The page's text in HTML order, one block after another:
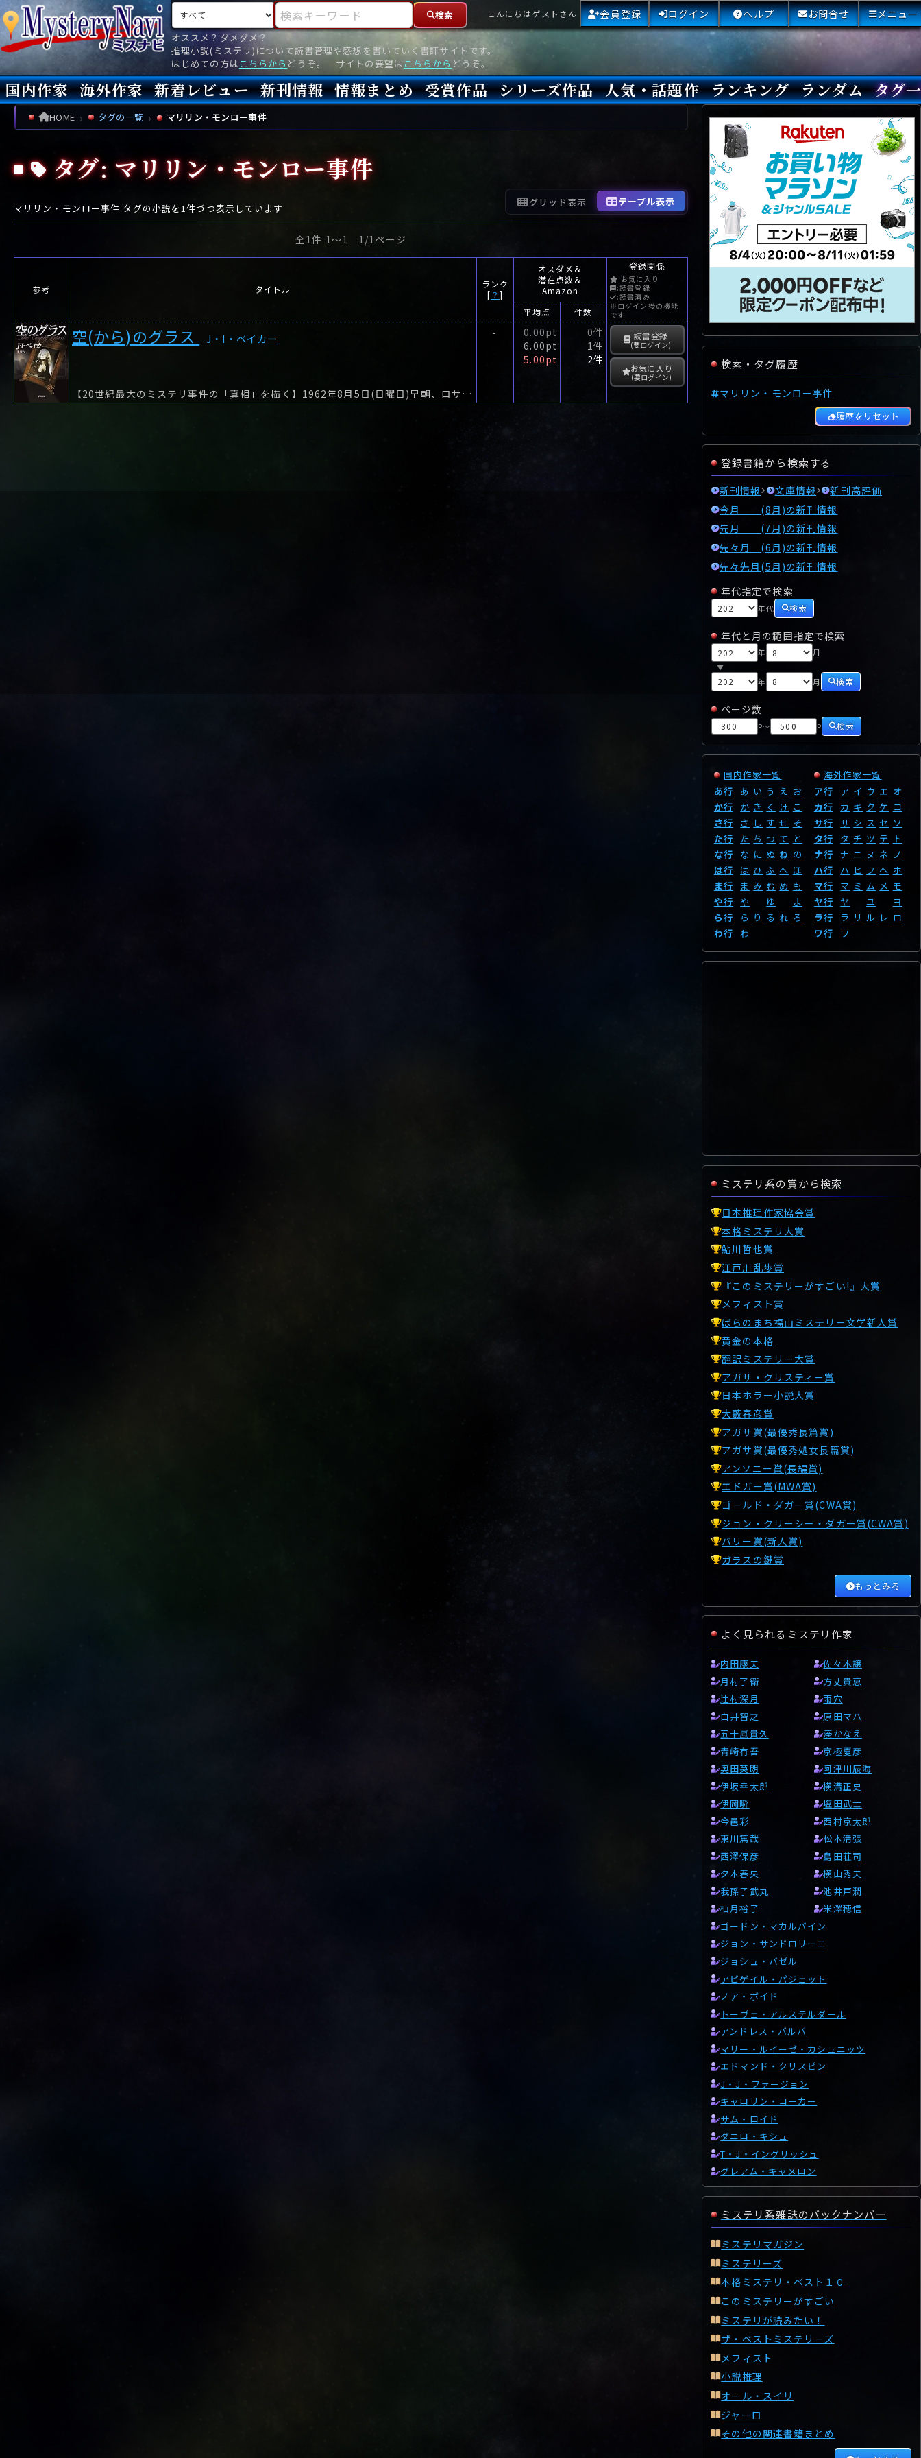
オススメ？ダメダメ？
推理小説(ミステリ)について読書管理や感想を書いていく書評サイトです。
はじめての方は こちらから どうぞ。 サイトの要望は こちらから どうぞ。
検索対象 検索キーワード
検索 こんにちはゲストさん 会員登録 ログイン ヘルプ お問合せ メニュー
国内作家
あ行 あ い う え
お
さ行
さ し す せ
そ
た行
つ て
と
は行
は ひ ふ へ
ほ
ま行
ら行
ら り る れ
ろ
わ行
わ
海外作家
ア行 ア イ ウ エ
オ
サ行
サ シ ス セ
ソ
タ行
タ チ ツ テ
ハ行
ハ ヒ フ ヘ
ホ
ラ行
ラ リ ル レ
ロ
新着レビュー 新刊情報 情報まとめ 受賞作品 シリーズ作品 人気・話題作
最近閲覧された小説
ランキング
国内総合ランキング
海外総合ランキング
Amazon国内作品高評価
Amazon海外作品高評価
国内作品高評価
海外作品高評価
閲覧回数
オススメ投票回数
読書した人が多い小説
サイトランク
ランダム タグ
初心者におすすめ
クローズド・サー
本格ミステリ
青春ミステリ
学園ミステリ
日常の謎
SFミステリ
倒叙ミステリ
警察小説
映画化
ドラマ化
その他をもっとみ
HOME タグの一覧 マリリン・モンロー事件
タグ: マリリン・モンロー事件
マリリン・モンロー事件 タグの小説を1件づつ表示しています
グリッド表示 テーブル表示
全1件 1〜1 1/1ページ
参考 タイトル
ランク
[ ？]
オスダメ＆
潜在点数＆
Amazon
登録関係
:お気に入り
:読書登録
:読書済み
※ログイン後の機能
です
平均点 件数
空(から)のグラス J・I・ベイカー
【20世紀最大のミステリ事件の「真相」を描く】1962年8月5日(日曜日)早朝、ロサンゼルス市ブレントウッドの自宅で人気女優マリリン・モンローの死体が発見された。
-
0.00pt
6.00pt
5.00pt
0件
1件
2件
読書登録
(要ログイン)
お気に入り
(要ログイン)
検索・タグ履歴
マリリン・モンロー事件
履歴をリセット
登録書籍から検索する
新刊情報 文庫情報
新刊高評価
今月 (8月)の新刊情報
先月 (7月)の新刊情報
先々月 (6月)の新刊情報
先々先月(5月)の新刊情報
年代指定で検索
年代 検索
年代と月の範囲指定で検索
年 月
▼
年 月 検索
ページ数
P～ P 検索
国内作家一覧
あ行
あ い う え お
か行
か き く け こ
さ行
さ し す せ そ
た行
た ち つ て と
な行
な に ぬ ね の
は行
は ひ ふ へ ほ
ま行
ま み む め も
や行
や ゆ
よ
ら行
ら り る れ ろ
わ行 わ
海外作家一覧
ア行
ア イ ウ エ オ
カ行
カ キ ク ケ コ
サ行
サ シ ス セ ソ
タ行
タ チ ツ テ
ト
ナ行
ナ ニ ヌ ネ ノ
ハ行
ハ ヒ フ ヘ ホ
マ行
マ ミ ム メ モ
ヤ行
ヤ ユ
ヨ
ラ行
ラ リ ル レ ロ
ワ行
ワ
ミステリ系の賞から検索
日本推理作家協会賞
本格ミステリ大賞
鮎川哲也賞
江戸川乱歩賞
『このミステリーがすごい!』大賞
メフィスト賞
ばらのまち福山ミステリー文学新人賞
黄金の本格
翻訳ミステリー大賞
アガサ・クリスティー賞
日本ホラー小説大賞
大藪春彦賞
アガサ賞(最優秀長篇賞)
アガサ賞(最優秀処女長篇賞)
アンソニー賞(長編賞)
エドガー賞(MWA賞)
ゴールド・ダガー賞(CWA賞)
ジョン・クリーシー・ダガー賞(CWA賞)
バリー賞(新人賞)
ガラスの鍵賞
もっとみる
よく見られるミステリ作家
内田康夫
佐々木譲
月村了衛
方丈貴恵
辻村深月
雨穴
白井智之
原田マハ
五十嵐貴久
湊かなえ
青崎有吾
京極夏彦
奥田英朗
阿津川辰海
伊坂幸太郎
横溝正史
伊岡瞬
塩田武士
今邑彩
西村京太郎
東川篤哉
松本清張
西澤保彦
島田荘司
夕木春央
横山秀夫
我孫子武丸
池井戸潤
柚月裕子
米澤穂信
ゴードン・マカルパイン
ジョン・サンドロリーニ
ジョシュ・バゼル
アビゲイル・パジェット
ノア・ボイド
トーヴェ・アルステルダール
アンドレス・バルバ
マリー・ルイーゼ・カシュニッツ
エドマンド・クリスピン
J・J・ファージョン
キャロリン・コーカー
サム・ロイド
ダニロ・キシュ
T・J・イングリッシュ
グレアム・キャメロン
ミステリ系雑誌のバックナンバー
ミステリマガジン
ミステリーズ
本格ミステリ・ベスト１０
このミステリーがすごい
ミステリが読みたい！
ザ・ベストミステリーズ
メフィスト
小説推理
オール・スイリ
ジャーロ
その他の関連書籍まとめ